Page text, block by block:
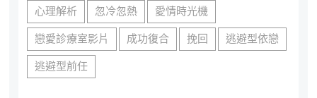
心理解析 忽冷忽熱 愛情時光機
戀愛診療室影片 成功復合 挽回 逃避型依戀
逃避型前任